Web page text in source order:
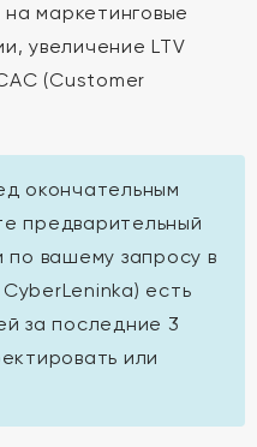
маркетинговые
увеличение LTV
(Customer
окончательным
предварительный
по вашему запросу в
есть
за последние 3
или